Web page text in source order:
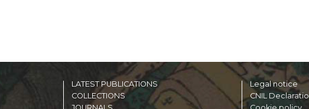
LATEST PUBLICATIONS
COLLECTIONS
Legal notice
CNIL